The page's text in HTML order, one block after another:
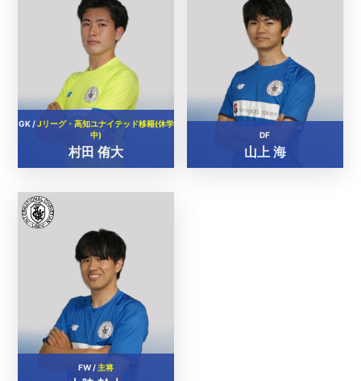
GK /Jリーグ・高知ユナイテッド移籍(休学
中)
村田 侑大
DF
山上 海
FW /主将